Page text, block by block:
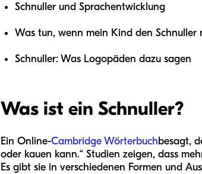
Schnuller und Sprachentwicklung
Was tun, wenn mein Kind den Schnuller
Schnuller: Was Logopäden dazu sagen
Was ist ein Schnuller?
Ein Online-Cambridge Wörterbuchbesagt,
oder kauen kann.“ Studien zeigen, dass
Es gibt sie in verschiedenen Formen und